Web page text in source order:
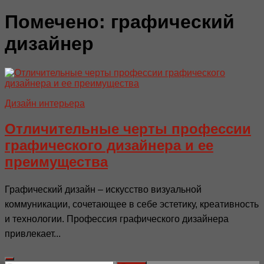
Помечено: графический
дизайнер
Дизайн интерьера
Отличительные черты профессии
графического дизайнера и ее
преимущества
Графический дизайн – искусство визуальной
коммуникации, сочетающее в себе эстетику, креативность
и технологии. Профессия графического дизайнера
привлекает...